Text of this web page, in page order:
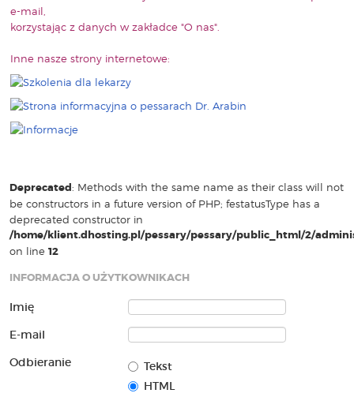
e-mail,
korzystając z danych w zakładce "O nas".
Inne nasze strony internetowe:
Deprecated: Methods with the same name as their class will not
be constructors in a future version of PHP; festatusType has a
deprecated constructor in
/home/klient.dhosting.pl/pessary/pessary/public_html/2/
on line 12
INFORMACJA O UŻYTKOWNIKACH
Imię
E-mail
Odbieranie
Tekst
HTML